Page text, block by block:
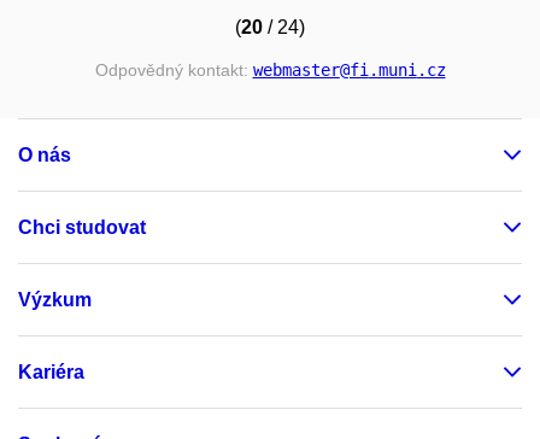
(20 / 24)
Odpovědný kontakt: webmaster@fi.muni.cz
O nás
Chci studovat
Výzkum
Kariéra